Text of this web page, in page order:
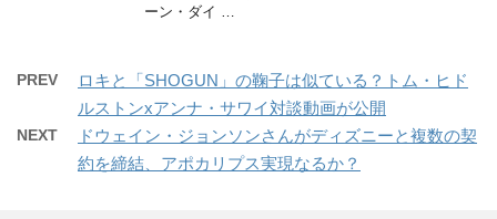
ーン・ダイ …
PREV
ロキと「SHOGUN」の鞠子は似ている？トム・ヒド
ルストンxアンナ・サワイ対談動画が公開
NEXT
ドウェイン・ジョンソンさんがディズニーと複数の契
約を締結、アポカリプス実現なるか？